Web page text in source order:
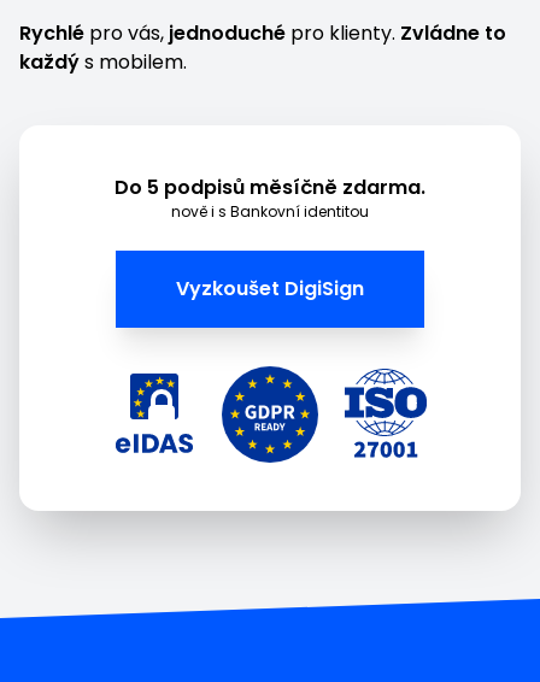
Rychlé pro vás, jednoduché pro klienty. Zvládne to
každýs mobilem.
Do 5 podpisů měsíčně zdarma.
nově i s Bankovní identitou
Vyzkoušet DigiSign